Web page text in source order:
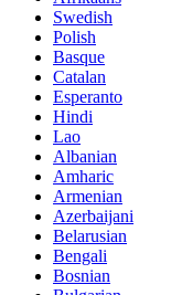
Swedish
Polish
Basque
Catalan
Esperanto
Hindi
Lao
Albanian
Amharic
Armenian
Azerbaijani
Belarusian
Bengali
Bosnian